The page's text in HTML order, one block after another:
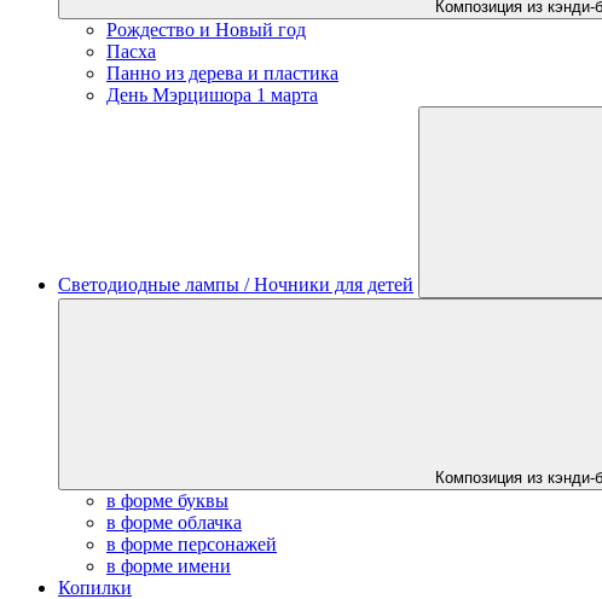
Композиция из кэнди-
Рождество и Новый год
Пасха
Панно из дерева и пластика
День Мэрцишора 1 марта
Светодиодные лампы / Ночники для детей
Композиция из кэнди-
в форме буквы
в форме облачка
в форме персонажей
в форме имени
Копилки